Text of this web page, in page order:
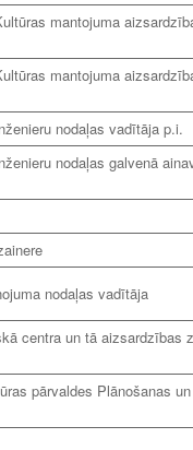
mantojuma
mantojuma
nodaļas vadītāja p.i.
nodaļas galvenā
nodaļas vadītāja
centra un tā aizsardzības
pārvaldes Plānošanas